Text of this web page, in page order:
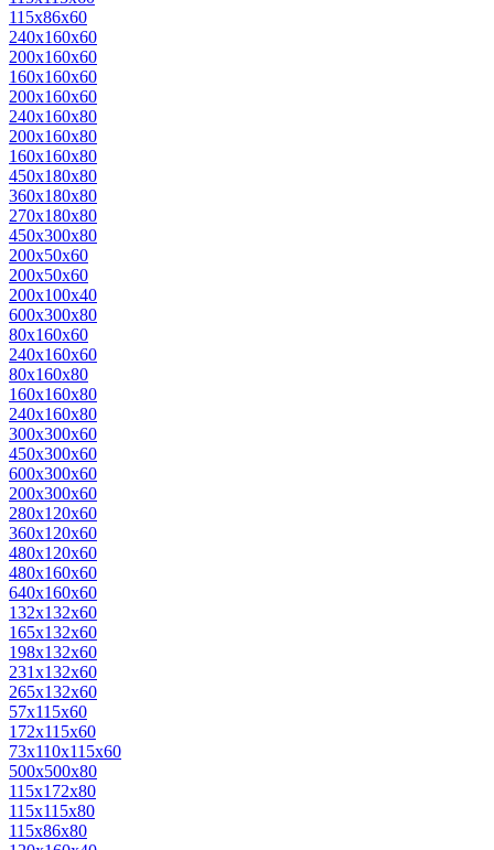
115x86x60
240x160x60
200х160х60
160х160х60
200x160x60
240x160x80
200x160x80
160x160x80
450x180x80
360х180х80
270х180х80
450x300x80
200x50x60
200х50х60
200х100x40
600х300х80
80х160х60
240х160х60
80х160х80
160х160х80
240х160х80
300х300х60
450х300х60
600х300х60
200х300х60
280х120х60
360х120х60
480х120х60
480х160х60
640х160х60
132х132х60
165х132х60
198х132х60
231х132х60
265х132х60
57х115х60
172х115х60
73х110х115х60
500х500х80
115x172x80
115x115x80
115x86x80